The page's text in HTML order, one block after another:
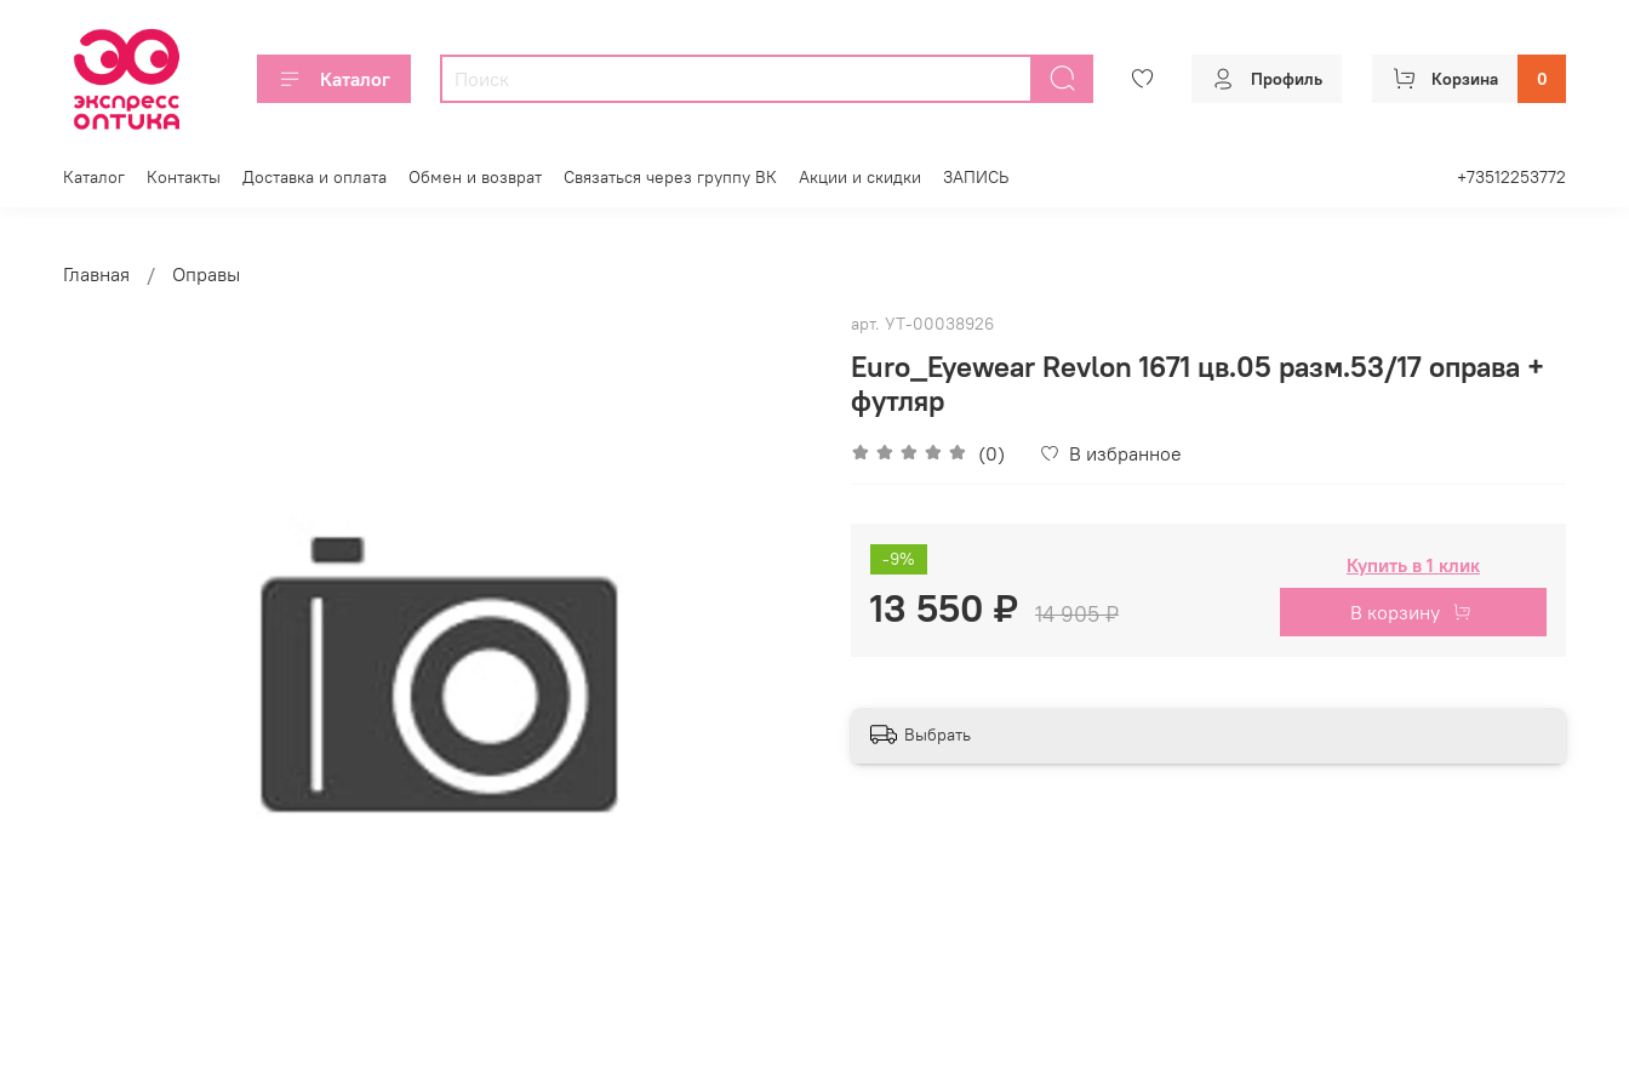
Каталог Профиль Корзина 0
Каталог Контакты Доставка и оплата Обмен и возврат Связаться через группу ВК Акции и скидки ЗАПИСЬ +73512253772
Главная Оправы
арт. УТ-00038926
Euro_Eyewear Revlon 1671 цв.05 разм.53/17 оправа +
футляр
(0) В избранное
-9%
13 550 ₽ 14 905 ₽
Купить в 1 клик
В корзину
Выбрать